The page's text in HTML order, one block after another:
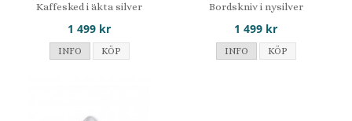
Kaffesked i äkta silver
1 499 kr
INFO KÖP
Bordskniv i nysilver
1 499 kr
INFO KÖP